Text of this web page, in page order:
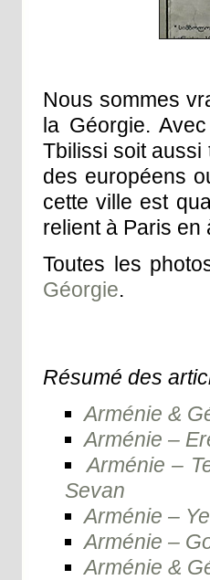
Nous sommes
la Géorgie.
Tbilissi soit aussi
des européens
cette ville est
relient à Paris
Toutes les
Géorgie.
Résumé des
Arménie &
Arménie –
Arménie –
Sevan
Arménie –
Arménie –
Arménie &